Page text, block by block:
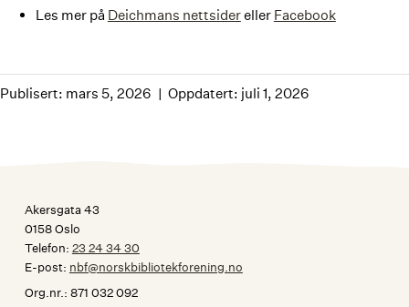
Les mer på Deichmans nettsidereller Facebook
Publisert: mars 5, 2026 Oppdatert: juli 1, 2026
Akersgata 43
0158 Oslo
Telefon: 23 24 34 30
E-post: nbf@norskbibliotekforening.no
Org.nr.: 871 032 092